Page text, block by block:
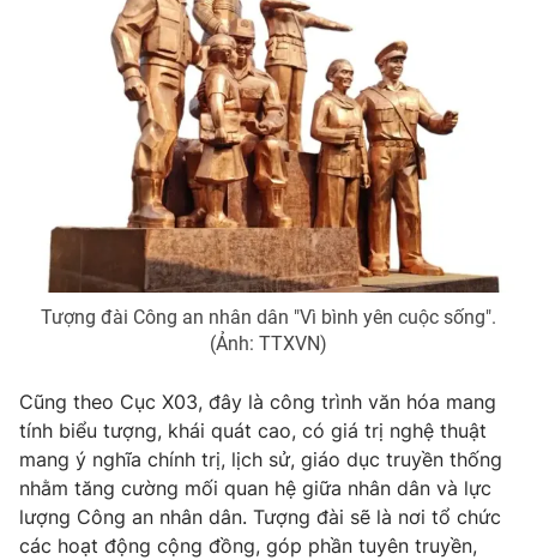
Lịch phát sóng
Chuyên mục khác
Emagazine Podcast
Photo Infographic
Video Shorts video
VTV Money VTV Thể thao
VTV Sức khoẻ Bất động sản
Thị trường 24h Tấm lòng Việt
Tượng đài Công an nhân dân "Vì bình yên cuộc sống".
(Ảnh: TTXVN)
Cũng theo Cục X03, đây là công trình văn hóa mang
tính biểu tượng, khái quát cao, có giá trị nghệ thuật
mang ý nghĩa chính trị, lịch sử, giáo dục truyền thống
nhằm tăng cường mối quan hệ giữa nhân dân và lực
lượng Công an nhân dân. Tượng đài sẽ là nơi tổ chức
các hoạt động cộng đồng, góp phần tuyên truyền,